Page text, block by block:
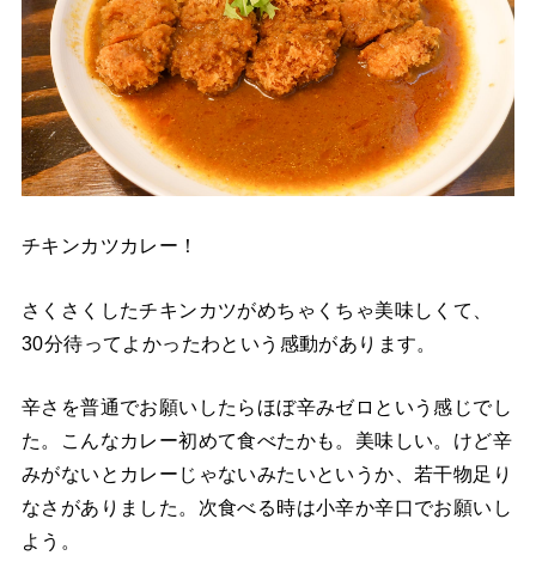
チキンカツカレー！
さくさくしたチキンカツがめちゃくちゃ美味しくて、
30分待ってよかったわという感動があります。
辛さを普通でお願いしたらほぼ辛みゼロという感じでし
た。こんなカレー初めて食べたかも。美味しい。けど辛
みがないとカレーじゃないみたいというか、若干物足り
なさがありました。次食べる時は小辛か辛口でお願いし
よう。